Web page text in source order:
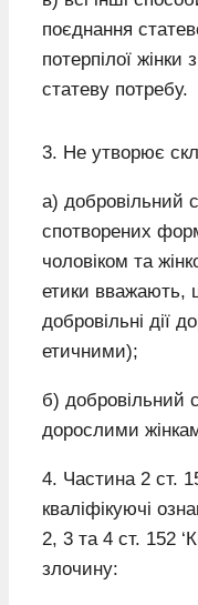
поєднання
потерпілої
статеву потребу.
3. Не утворює
а) добровільний
спотворених
чоловіком та
етики вважають,
добровільні дії
етичними);
б) добровільний
дорослими
4. Частина 2 ст.
кваліфікуючі
2, 3 та 4 ст. 152
злочину: